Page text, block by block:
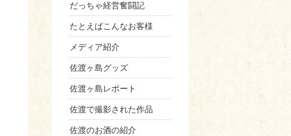
だっちゃ経営奮闘記
たとえばこんなお客様
メディア紹介
佐渡ヶ島グッズ
佐渡ヶ島レポート
佐渡で撮影された作品
佐渡のお酒の紹介